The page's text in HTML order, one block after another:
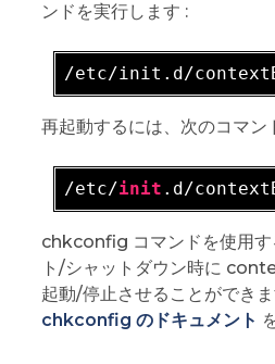
ンドを実行します :
/etc/init.d/
再起動するには、次のコマン
/etc/init
chkconfig コマンドを使用す
ト/シャットダウン時に
起動/停止させることができま
chkconfig のドキュメント